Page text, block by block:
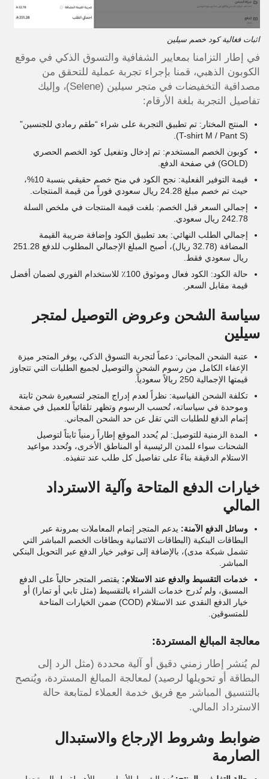
اثبات فغالية كود خصم سيلين
في إطار التزامنا بمعايير الشفافية والتسوق الذكي في موقع
الكوبون الذهبي، قمنا بإجراء تجربة عملية للتحقق من
مصداقية التخفيضات في متجر سيلين (Selene)، وإليك
تفاصيل التجربة بلغة الأرقام:
المنتج المختار: تم تطبيق التجربة على شراء “طقم رمادي للجنسين”
(T-shirt M / Pant S).
كوبون الخصم المستخدم: تم إدخال وتفعيل كود الخصم الحصري
(GOLD) في صفحة الدفع.
قيمة التوفير الفعلية: نجح الكود في منح خصم حقيقي بنسبة 10%،
حيث تم خصم مبلغ 24.28 ريال سعودي فوراً من قيمة المنتجات.
إجمالي السعر قبل الخصم: بلغت قيمة المنتجات في ملخص السلة
242.78 ريال سعودي.
إجمالي الطلب النهائي: بعد تطبيق الكود وإضافة ضريبة القيمة
المضافة (32.78 ريال)، أصبح المبلغ الإجمالي المطلوب للدفع 251.28
ريال سعودي فقط.
حالة الكود: الكود فعال وموثوق 100٪ للاستخدام الفوري لضمان أفضل
قيمة مقابل السعر.
سياسة الشحن وعروض التوصيل لمتجر
سيلين
عتبة الشحن المجاني: دعماً لتجربة التسوق الذكي، يوفر المتجر ميزة
الإعفاء الكامل من رسوم الشحن والتوصيل لجميع الطلبات التي تتجاوز
قيمتها الإجمالية 250 ريالاً سعودياً.
تكلفة الشحن القياسية: نظراً لعدم إدراج المتجر لتسعيرة شحن ثابتة
وموحدة في سياساته، تُحسب الرسوم وتظهر تلقائياً للعميل في صفحة
إتمام الدفع للطلبات التي تقل عن حد الشحن المجاني.
المدة الزمنية للتوصيل: لم يُحدد الموقع إطاراً زمنياً ثابتاً لتوصيل
الشحنات سواء للمدن الرئيسية أو المناطق الأخرى، وتُحدد مواعيد
الاستلام الدقيقة بناءً على تفاصيل كل طلب عند تنفيذه.
خيارات الدفع المتاحة وآلية الاسترداد
المالي
وسائل الدفع الآمنة: يدعم المتجر إتمام المعاملات بمرونة عبر
البطاقات البنكية (البطاقات الائتمانية وبطاقات الخصم المباشر التي
تشمل شبكة مدى)، بالإضافة إلى توفير خيار الدفع عبر التحويل البنكي
المباشر.
خدمات التقسيط والدفع عند الاستلام: يقتصر المتجر حالياً على الدفع
المسبق، ولم تُدرج خدمات الشراء بالتقسيط (مثل تابي أو تمارا) أو
خيار الدفع النقدي عند الاستلام (COD) ضمن الخيارات المتاحة
للمتسوقين.
معالجة المبالغ المستردة:
لم يُنشر إطار زمني دقيق أو آلية محددة (مثل الرد إلى
البطاقة أو تحويلها لرصيد) لمعالجة المبالغ المستردة، ويُنصح
بالتنسيق المباشر مع فريق خدمة العملاء لمتابعة حالة
الاسترداد المالي.
ضوابط وشروط الإرجاع والاستبدال
الصارمة